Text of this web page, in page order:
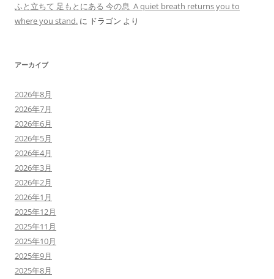
ふと立ちて 足もとにある 今の息 A quiet breath returns you to
where you stand. に ドラゴン より
アーカイブ
2026年8月
2026年7月
2026年6月
2026年5月
2026年4月
2026年3月
2026年2月
2026年1月
2025年12月
2025年11月
2025年10月
2025年9月
2025年8月